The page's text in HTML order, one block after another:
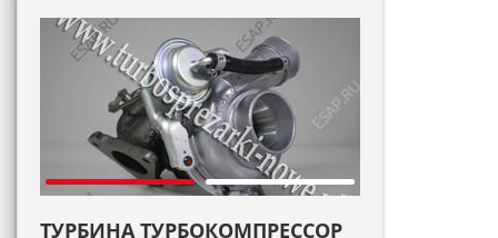
ТУРБИНА ТУРБОКОМПРЕССОР